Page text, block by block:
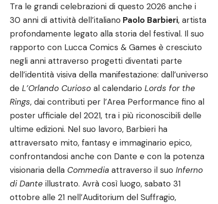
Tra le grandi celebrazioni di questo 2026 anche i
30 anni di attività dell’italiano Paolo Barbieri, artista
profondamente legato alla storia del festival. Il suo
rapporto con Lucca Comics & Games è cresciuto
negli anni attraverso progetti diventati parte
dell’identità visiva della manifestazione: dall’universo
de L’Orlando Curioso al calendario Lords for the
Rings, dai contributi per l’Area Performance fino al
poster ufficiale del 2021, tra i più riconoscibili delle
ultime edizioni. Nel suo lavoro, Barbieri ha
attraversato mito, fantasy e immaginario epico,
confrontandosi anche con Dante e con la potenza
visionaria della Commedia attraverso il suo Inferno
di Dante illustrato. Avrà così luogo, sabato 31
ottobre alle 21 nell’Auditorium del Suffragio,